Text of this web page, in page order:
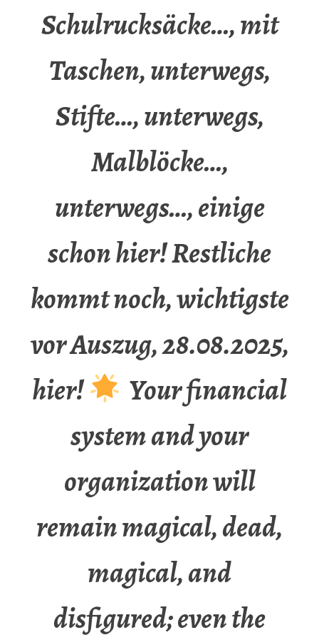
Schulrucksäcke…, mit
Taschen, unterwegs,
Stifte…, unterwegs,
Malblöcke…,
unterwegs…, einige
schon hier! Restliche
kommt noch, wichtigste
vor Auszug, 28.08.2025,
hier!
Your financial
system and your
organization will
remain magical, dead,
magical, and
disfigured; even the